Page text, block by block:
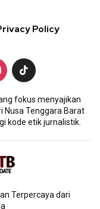
Policy
fokus menyajikan
Nusa Tenggara Barat
kode etik jurnalistik.
Terpercaya dari